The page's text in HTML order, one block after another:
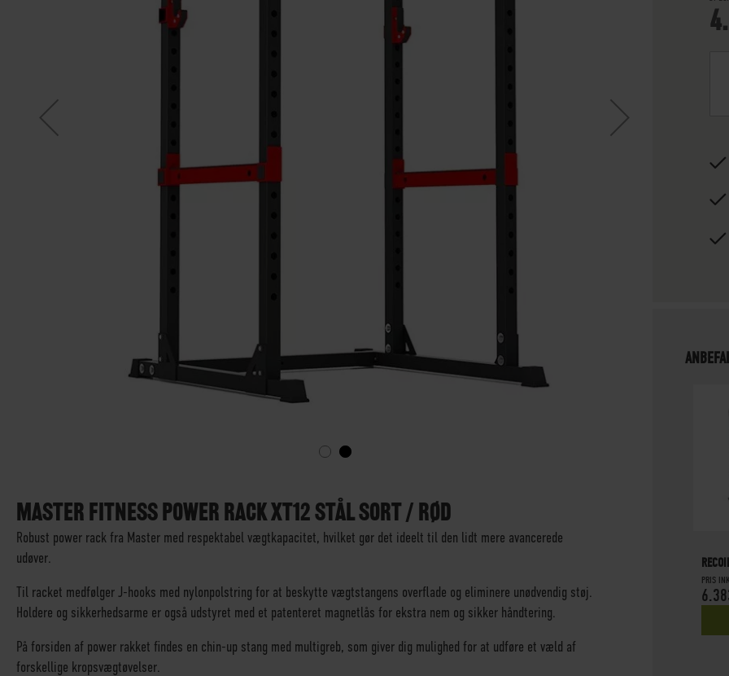
STARTEN
AF
BILLEDGALLERIET
PRIS
MASTER FITNESS POWER RACK XT12 STÅL SORT / RØD
Robust power rack fra Master med respektabel vægtkapacitet, hvilket gør det ideelt til den lidt mere avancerede
udøver.
Til racket medfølger J-hooks med nylonpolstring for at beskytte vægtstangens overflade og eliminere unødvendig støj.
Holdere og sikkerhedsarme er også udstyret med et patenteret magnetlås for ekstra nem og sikker håndtering.
På forsiden af power rakket findes en chin-up stang med multigreb, som giver dig mulighed for at udføre et væld af
forskellige kropsvægtøvelser.